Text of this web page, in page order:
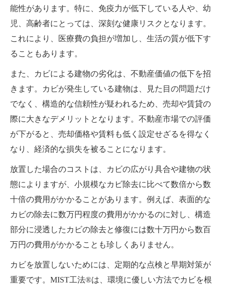
能性があります。特に、免疫力が低下している人や、幼
児、高齢者にとっては、深刻な健康リスクとなります。
これにより、医療費の負担が増加し、生活の質が低下す
ることもあります。
また、カビによる建物の劣化は、不動産価値の低下を招
きます。カビが発生している建物は、見た目の問題だけ
でなく、構造的な信頼性が疑われるため、売却や賃貸の
際に大きなデメリットとなります。不動産市場での評価
が下がると、売却価格や賃料も低く設定せざるを得なく
なり、経済的な損失を被ることになります。
放置した場合のコストは、カビの広がり具合や建物の状
態によりますが、小規模なカビ除去に比べて数倍から数
十倍の費用がかかることがあります。例えば、表面的な
カビの除去に数万円程度の費用がかかるのに対し、構造
部分に浸透したカビの除去と修復には数十万円から数百
万円の費用がかかることも珍しくありません。
カビを放置しないためには、定期的な点検と早期対策が
重要です。MIST工法®は、環境に優しい方法でカビを根